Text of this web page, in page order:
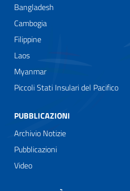
Bangladesh
Cambogia
Filippine
Laos
Myanmar
Piccoli Stati Insulari del Pacifico
PUBBLICAZIONI
Archivio Notizie
Pubblicazioni
Video